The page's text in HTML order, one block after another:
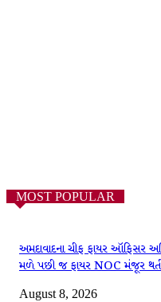
MOST POPULAR
અમદાવાદના ચીફ ફાયર ઑફિસર
મળે પછી જ ફાયર NOC મંજૂર
August 8, 2026